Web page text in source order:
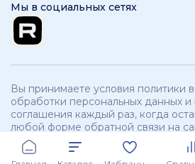
Мы в социальных сетях
Вы принимаете условия политики
обработки персональных данных и
соглашения каждый раз, когда
любой форме обратной связи на
ООО «Фризар». ИНН 3250534321 КПП
branch: